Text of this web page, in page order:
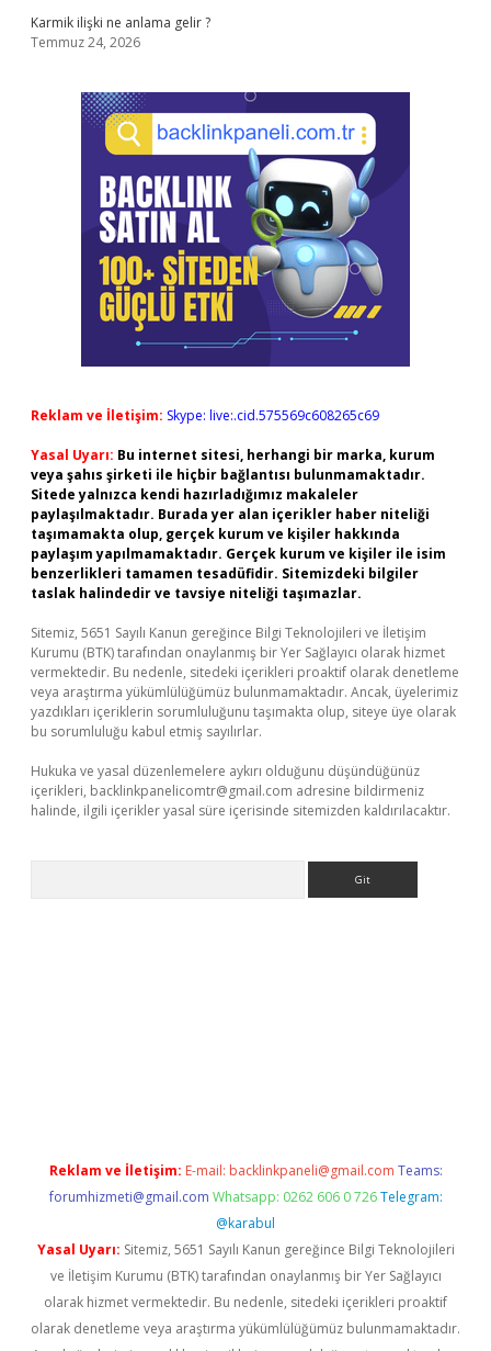
Karmik ilişki ne anlama gelir ?
Temmuz 24, 2026
Reklam ve İletişim: Skype: live:.cid.575569c608265c69
Yasal Uyarı: Bu internet sitesi, herhangi bir marka, kurum
veya şahıs şirketi ile hiçbir bağlantısı bulunmamaktadır.
Sitede yalnızca kendi hazırladığımız makaleler
paylaşılmaktadır. Burada yer alan içerikler haber niteliği
taşımamakta olup, gerçek kurum ve kişiler hakkında
paylaşım yapılmamaktadır. Gerçek kurum ve kişiler ile isim
benzerlikleri tamamen tesadüfidir. Sitemizdeki bilgiler
taslak halindedir ve tavsiye niteliği taşımazlar.
Sitemiz, 5651 Sayılı Kanun gereğince Bilgi Teknolojileri ve İletişim
Kurumu (BTK) tarafından onaylanmış bir Yer Sağlayıcı olarak hizmet
vermektedir. Bu nedenle, sitedeki içerikleri proaktif olarak denetleme
veya araştırma yükümlülüğümüz bulunmamaktadır. Ancak, üyelerimiz
yazdıkları içeriklerin sorumluluğunu taşımakta olup, siteye üye olarak
bu sorumluluğu kabul etmiş sayılırlar.
Hukuka ve yasal düzenlemelere aykırı olduğunu düşündüğünüz
içerikleri, backlinkpanelicomtr@gmail.com adresine bildirmeniz
halinde, ilgili içerikler yasal süre içerisinde sitemizden kaldırılacaktır.
Reklam ve İletişim: E-mail: backlinkpaneli@gmail.com Teams:
forumhizmeti@gmail.com Whatsapp: 0262 606 0 726 Telegram:
@karabul
Yasal Uyarı: Sitemiz, 5651 Sayılı Kanun gereğince Bilgi Teknolojileri
ve İletişim Kurumu (BTK) tarafından onaylanmış bir Yer Sağlayıcı
olarak hizmet vermektedir. Bu nedenle, sitedeki içerikleri proaktif
olarak denetleme veya araştırma yükümlülüğümüz bulunmamaktadır.